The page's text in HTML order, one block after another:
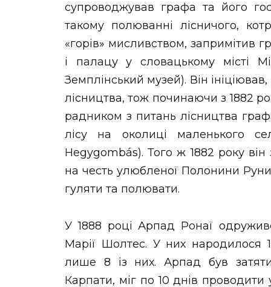
супроводжував графа та його
такому полюванні лісничого,
«горів» мисливством, запримітив
і палацу у словацькому місті
Земплінський музей). Він
лісництва, тож починаючи з 1882
радником з питань лісництва
лісу на околиці маленького
Hegygombás). Того ж 1882 року
на честь улюбленої Полонини
гуляти та полювати.
У 1888 році Арпад Ронаї
Марії Шолтес. У них народилося
лише 8 із них. Арпад був
Карпати, міг по 10 днів проводити